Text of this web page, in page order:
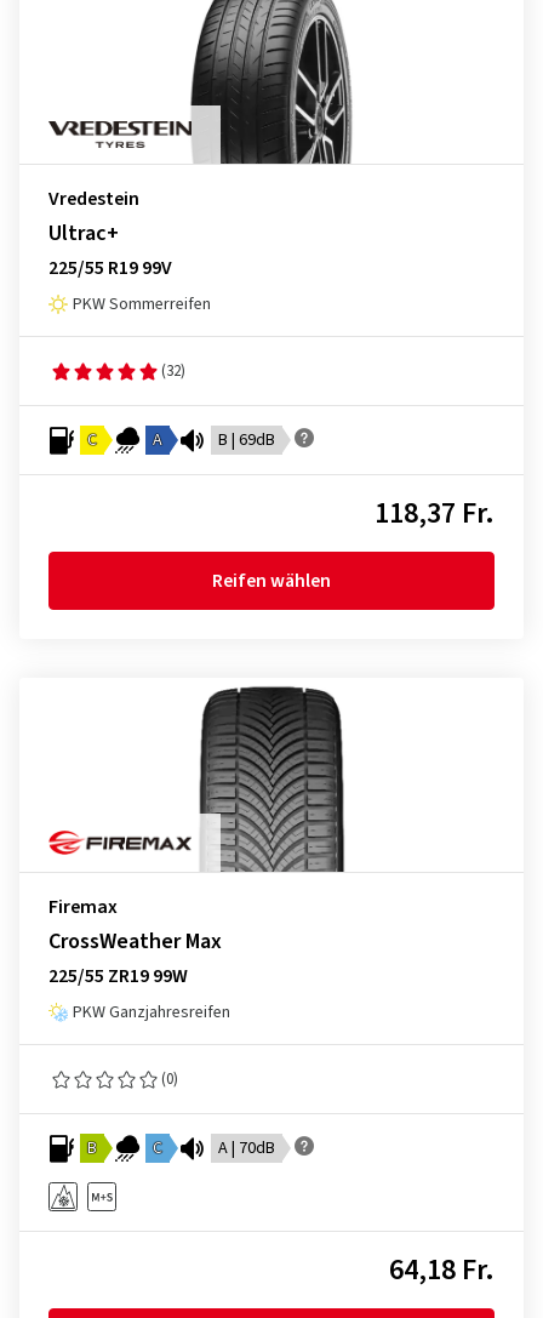
Vredestein
Ultrac+
225/55 R19 99V
PKW Sommerreifen
(32)
C A B | 69dB
118,37 Fr.
Reifen wählen
Firemax
CrossWeather Max
225/55 ZR19 99W
PKW Ganzjahresreifen
(0)
B C A | 70dB
64,18 Fr.